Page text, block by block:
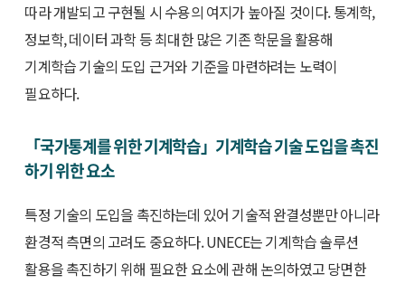
따라 개발되고 구현될 시 수용의 여지가 높아질 것이다. 통계학,
정보학, 데이터 과학 등 최대한 많은 기존 학문을 활용해
기계학습 기술의 도입 근거와 기준을 마련하려는 노력이
필요하다.
「국가통계를 위한 기계학습」기계학습 기술 도입을 촉진
하기 위한 요소
특정 기술의 도입을 촉진하는데 있어 기술적 완결성뿐만 아니라
환경적 측면의 고려도 중요하다. UNECE는 기계학습 솔루션
활용을 촉진하기 위해 필요한 요소에 관해 논의하였고 당면한